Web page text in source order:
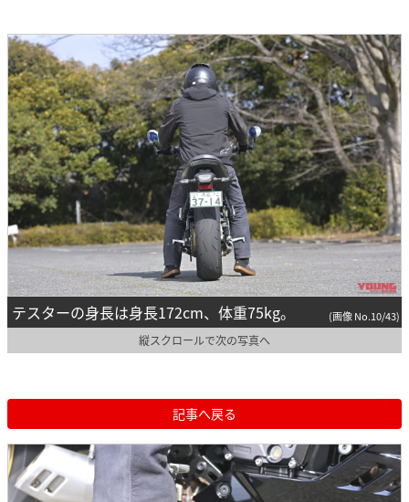
テスターの身長は身長172cm、体重75kg。 (画像 No.10/43)
縦スクロールで次の写真へ
記事へ戻る